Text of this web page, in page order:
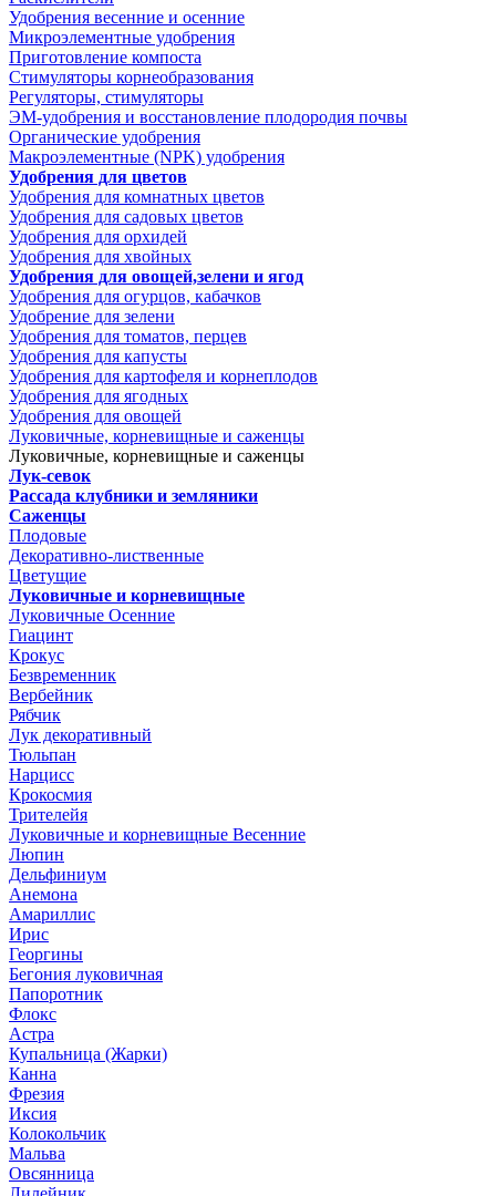
Удобрения весенние и осенние
Микроэлементные удобрения
Приготовление компоста
Стимуляторы корнеобразования
Регуляторы, стимуляторы
ЭМ-удобрения и восстановление плодородия почвы
Органические удобрения
Макроэлементные (NPK) удобрения
Удобрения для цветов
Удобрения для комнатных цветов
Удобрения для садовых цветов
Удобрения для орхидей
Удобрения для хвойных
Удобрения для овощей,зелени и ягод
Удобрения для огурцов, кабачков
Удобрение для зелени
Удобрения для томатов, перцев
Удобрения для капусты
Удобрения для картофеля и корнеплодов
Удобрения для ягодных
Удобрения для овощей
Луковичные, корневищные и саженцы
Луковичные, корневищные и саженцы
Лук-севок
Рассада клубники и земляники
Саженцы
Плодовые
Декоративно-лиственные
Цветущие
Луковичные и корневищные
Луковичные Осенние
Гиацинт
Крокус
Безвременник
Вербейник
Рябчик
Лук декоративный
Тюльпан
Нарцисс
Крокосмия
Трителейя
Луковичные и корневищные Весенние
Люпин
Дельфиниум
Анемона
Амариллис
Ирис
Георгины
Бегония луковичная
Папоротник
Флокс
Астра
Купальница (Жарки)
Канна
Фрезия
Иксия
Колокольчик
Мальва
Овсянница